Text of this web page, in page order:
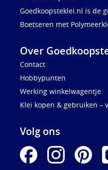
Goedkoopsteklei.nl is de
Boetseren met
Over
Contact
Hobbypunten
Werking winkelwagentje
Klei kopen & gebruiken –
Volg ons